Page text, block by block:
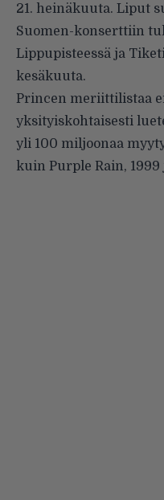
21. heinäkuuta. Liput
Suomen-konserttiin
Lippupisteessä ja
kesäkuuta.
Princen meriittilistaa
yksityiskohtaisesti
yli 100 miljoonaa
kuin Purple Rain, 1999